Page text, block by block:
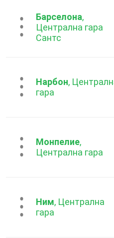
...Барселона,
Централна гара
Сантс
...Нарбон,
гара
...Монпелие,
Централна гара
...
Ним, Централна
гара